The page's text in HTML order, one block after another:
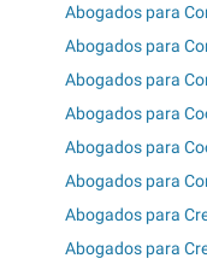
Abogados para
Abogados para
Abogados para
Abogados para
Abogados para
Abogados para
Abogados para
Abogados para